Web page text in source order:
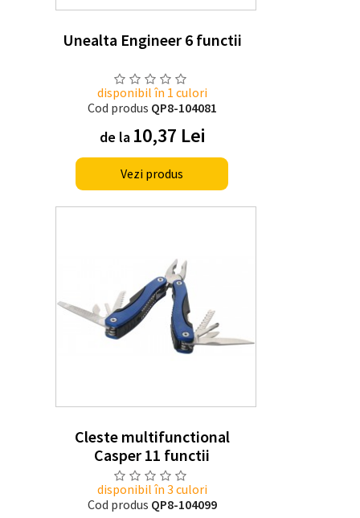
Unealta Engineer 6 functii
disponibil în 1 culori
Cod produs QP8-104081
de la 10,37 Lei
Vezi produs
Cleste multifunctional
Casper 11 functii
disponibil în 3 culori
Cod produs QP8-104099